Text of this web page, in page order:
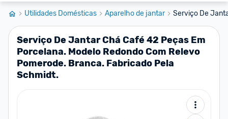
Utilidades Domésticas Aparelho de jantar Serviço De
Serviço De Jantar Chá Café 42 Peças Em
Porcelana. Modelo Redondo Com Relevo
Pomerode. Branca. Fabricado Pela
Schmidt.